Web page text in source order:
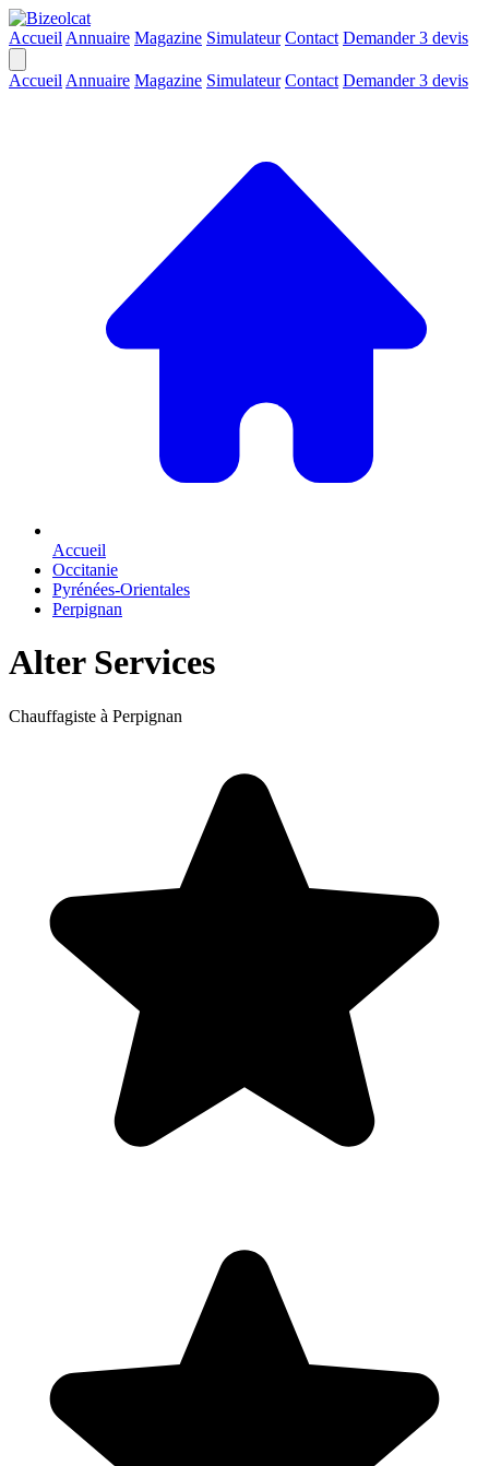
Accueil Annuaire Magazine Simulateur Contact Demander 3 devis
Accueil Annuaire Magazine Simulateur Contact Demander 3 devis
Accueil
Occitanie
Pyrénées-Orientales
Perpignan
Alter Services
Chauffagiste à Perpignan